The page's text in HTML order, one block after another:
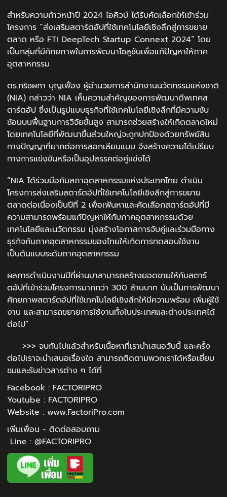
สำหรับความก้าวหน้าปี 2024 ไอคิวบ์ ได้รับคัดเลือกให้เข้าร่วม
โครงการ “ส่งเสริมสตาร์ตอัปที่ใช้เทคโนโลยีเชิงลึกสู่การขยาย
ตลาด หรือ FTI DeepTech Startup Connext 2024” โดย
เป็นกลุ่มที่มีศักยภาพในการพัฒนาโซลูชันเพื่อแก้ปัญหาให้ภาค
อุตสาหกรรม
ดร.กริชผกา บุญเฟื่อง ผู้อำนวยการสำนักงานนวัตกรรมแห่งชาติ
(NIA) กล่าวว่า NIA เห็นความสำคัญของการพัฒนาดีพเทคส
ตาร์ตอัป ซึ่งเป็นรูปแบบธุรกิจที่ใช้เทคโนโลยีเชิงลึกที่มีความซับ
ซ้อนบนพื้นฐานการวิจัยขั้นสูง สามารถช่วยสร้างให้เกิดตลาดใหม่
โดยเทคโนโลยีที่พัฒนาขึ้นส่วนใหญ่จะถูกปกป้องด้วยทรัพย์สิน
ทางปัญญาที่ยากต่อการลอกเลียนแบบ จึงสร้างความได้เปรียบ
ทางการแข่งขันหรือเป็นอุปสรรคต่อคู่แข่งได้
“NIA ได้ร่วมมือกับสภาอุตสาหกรรมแห่งประเทศไทย ดำเนิน
โครงการส่งเสริมสตาร์ตอัปที่ใช้เทคโนโลยีเชิงลึกสู่การขยาย
ตลาดต่อเนื่องเป็นปีที่ 2 เพื่อเฟ้นหาและคัดเลือกสตาร์ตอัปที่มี
ความสามารถพร้อมแก้ปัญหาให้กับภาคอุตสาหกรรมด้วย
เทคโนโลยีและนวัตกรรม มุ่งสร้างโอกาสการจับคู่และร่วมมือทาง
ธุรกิจกับภาคอุตสาหกรรมของไทยให้เกิดการทดสอบใช้งาน
เป็นต้นแบบระดับภาคอุตสาหกรรม
ผลการดำเนินงานปีที่ผ่านมาสามารถสร้างยอดขายให้กับสตาร์
ตอัปที่เข้าร่วมโครงการมากกว่า 300 ล้านบาท นับเป็นการพัฒนา
ศักยภาพสตาร์ตอัปที่ใช้เทคโนโลยีเชิงลึกให้มีความพร้อม เพิ่มผู้ใช้
งาน และสามารถขยายการใช้งานทั้งในประเทศและต่างประเทศได้
ต่อไป”
>>> จบกันไปแล้วสำหรับเนื้อหาที่เรานำเสนอวันนี้ และครั้ง
ต่อไปเราจะนำเสนอเรื่องใด สามารถติดตามพวกเราได้หรือเยี่ยม
ชมและรับข่าวสารต่าง ๆ ได้ที่
Facebook : FACTORIPRO
Youtube : FACTORIPRO
Website :www.FactoriPro.com
เพิ่มเพื่อน - ติดต่อสอบถาม
Line :@FACTORIPRO